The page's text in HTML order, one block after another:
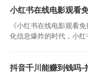
小红书在线电影观看
《小红书在线电影观看
化信息爆炸的时代，小
抖音千川能赚到钱吗-